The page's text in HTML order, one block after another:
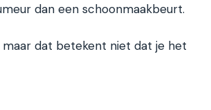
dan een schoonmaakbeurt.
maar dat betekent niet dat je het